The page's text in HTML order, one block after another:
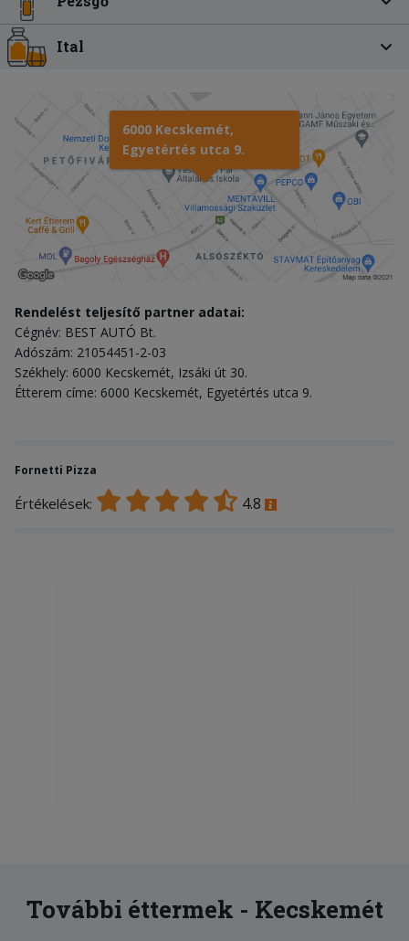
Ital
6000 Kecskemét,
Egyetértés utca 9.
Rendelést teljesítő partner adatai:
Cégnév: BEST AUTÓ Bt.
Adószám: 21054451-2-03
Székhely: 6000 Kecskemét, Izsáki út 30.
Étterem címe: 6000 Kecskemét, Egyetértés utca 9.
Fornetti Pizza
Értékelések: 4.8
További éttermek - Kecskemét